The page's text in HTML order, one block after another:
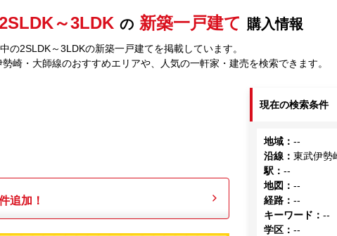
～3LDK の 新築一戸建て 購入情報
の2SLDK～3LDKの新築一戸建てを掲載しています。
崎・大師線のおすすめエリアや、人気の一軒家・建売を検索できます。
追加！
現在の検索条件
地域 ：--
沿線 ：東武伊勢
駅 ：--
地図 ：--
経路 ：--
キーワード ：--
学区 ：--